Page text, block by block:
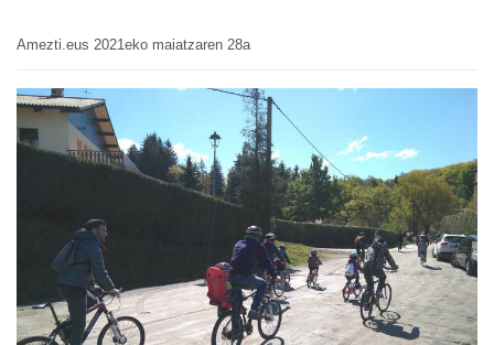
Amezti.eus 2021eko maiatzaren 28a